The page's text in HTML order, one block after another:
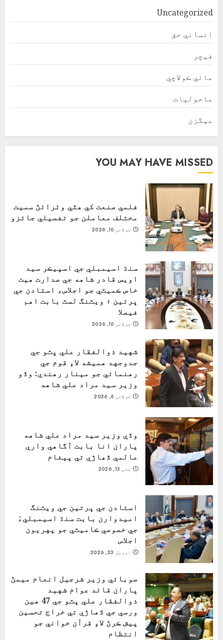
Uncategorized
انساني حق
فیچر
مائي ڪولاچي
ماحولیات
ميگزن
YOU MAY HAVE MISSED
فلمي صنعت کي ھٿي وٺرائڻ سميت
مختلف معاملن جو تفصيلي جائزو
جولائی 10, 2026
سنڌ اسيمبلي جي اسپيڪر سيد
اويس قادر شاهه جي صدارت هيٺ
خاص ڪميٽي جو اجلاس، استادن جي
ڀرتين ۽ ويٽنگ لسٽ بابت اهم
فيصلا
جولائی 10, 2026
شهيد ذوالفقار علي ڀٽو جي
جدوجهد هميشه لاءِ قوم جي
رهنمائي جو مينار رهندي: وڏو
وزير سيد مراد علي شاهه
جولائی 6, 2026
وڏي وزير سيد مراد علي شاهه
پاران انا بابت آگاهي واري
عالمي ڏھاڙي تي پيغام
مئی 13, 2026
استادن جي ڀرتين جي ويٽنگ
اميدوارن بابت سنڌ اسيمبليءَ
جي خصوصي ڪاميٽي جو پهريون
اجلاس
اپریل 23, 2026
صوبائي وزير شرجيل انعام ميمڻ
پاران قائد عوام شهيد
ذوالفقار علي ڀٽو جي 47 هين
ورسي جي ڏهاڙي تي خراج تحسين
پيش ڪرڻ لاءِ قرآن خواني جو
انتظام